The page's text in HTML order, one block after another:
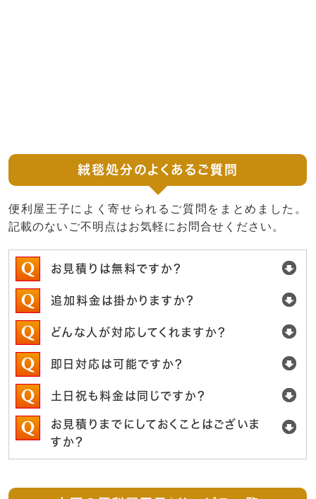
絨毯処分のよくあるご質問
便利屋王子によく寄せられるご質問をまとめました。
記載のないご不明点はお気軽にお問合せください。
お見積りは無料ですか？
追加料金は掛かりますか？
どんな人が対応してくれますか？
即日対応は可能ですか？
土日祝も料金は同じですか？
お見積りまでにしておくことはございま
すか？